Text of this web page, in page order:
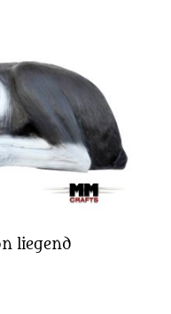
liegend